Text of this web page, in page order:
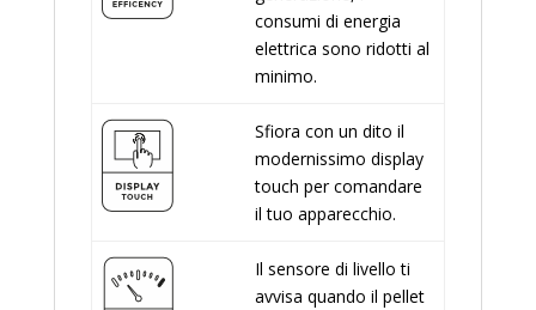
consumi di energia
elettrica sono ridotti al
minimo.
Sfiora con un dito il
modernissimo display
touch per comandare
il tuo apparecchio.
Il sensore di livello ti
avvisa quando il pellet